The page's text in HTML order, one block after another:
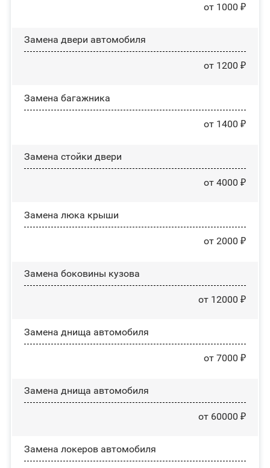
от 1000 ₽
Замена двери автомобиля
от 1200 ₽
Замена багажника
от 1400 ₽
Зaмeнa cтoйĸи двepи
от 4000 ₽
Зaмeнa люĸa ĸpыши
от 2000 ₽
Замена боковины кузова
от 12000 ₽
Замена днища автомобиля
от 7000 ₽
Замена днища автомобиля
от 60000 ₽
Замена лoĸepoв автомобиля